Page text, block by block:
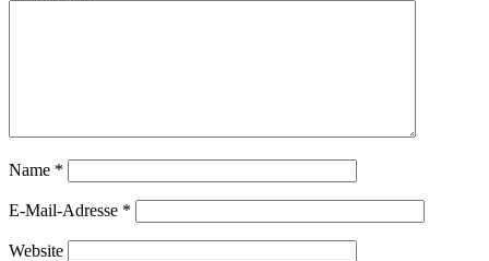
Name *
E-Mail-Adresse *
Website